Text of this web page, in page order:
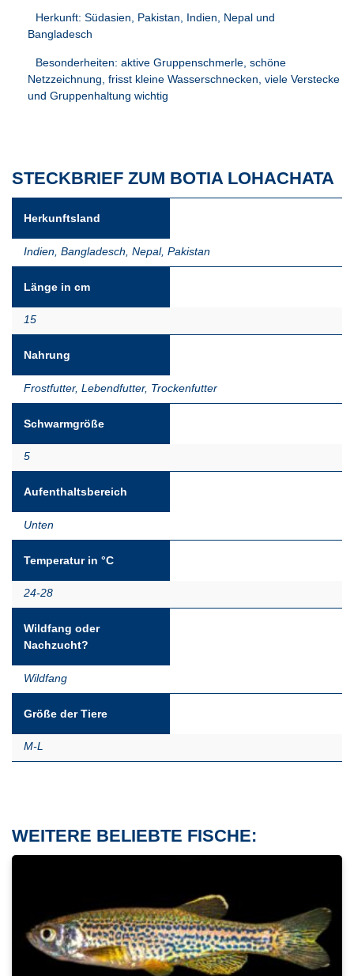
Herkunft: Südasien, Pakistan, Indien, Nepal und
Bangladesch
Besonderheiten: aktive Gruppenschmerle, schöne
Netzzeichnung, frisst kleine Wasserschnecken, viele Verstecke
und Gruppenhaltung wichtig
STECKBRIEF ZUM BOTIA LOHACHATA
Herkunftsland
Indien Bangladesch Nepal, Pakistan
Länge in cm
15
Nahrung
Frostfutter, Lebendfutter, Trockenfutter
Schwarmgröße
5
Aufenthaltsbereich
Unten
Temperatur in °C
24-28
Wildfang oder
Nachzucht?
Wildfang
Größe der Tiere
M-L
WEITERE BELIEBTE FISCHE: